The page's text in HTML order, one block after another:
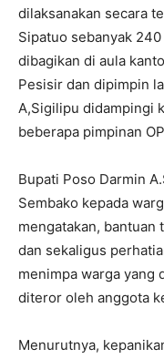
dilaksanakan secara
Sipatuo sebanyak
dibagikan di aula
Pesisir dan dipimpin
A,Sigilipu didampingi
beberapa pimpinan
Bupati Poso Darmin
Sembako kepada
mengatakan,
dan sekaligus
menimpa warga yang
diteror oleh anggota
Menurutnya,